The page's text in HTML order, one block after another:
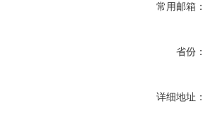
常用邮箱
省份
详细地址